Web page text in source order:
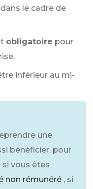
le cadre de
obligatoire pour
inférieur au mi-
une
bénéficier, pour
si vous êtes
non rémunéré , si